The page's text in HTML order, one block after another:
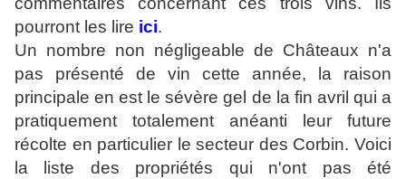
pourront les lire ici.
Un nombre non négligeable de Châteaux n'a
pas présenté de vin cette année, la raison
principale en est le sévère gel de la fin avril qui a
pratiquement totalement anéanti leur future
récolte en particulier le secteur des Corbin. Voici
la liste des propriétés qui n'ont pas été